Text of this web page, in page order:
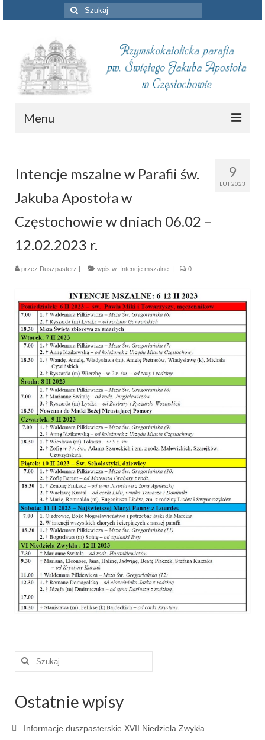
Szuklaj
w:
Menu
Intencje mszalne
Informacje duszpasterskie
Piszą o nas
Remont kościoła
Parafia
Historia
Duszpasterze
Nasz patron
Kościół Rektoracki
Vademecum
Wspólnoty parafialne
Katecheza parafialna
Niezbędnik Katolika
Kaplica Adoracji
Pracownicy
e-Katolik
Nabożeństwa
Nabożeństwa różne
Pogrzeb katolicki
Sakrament chrztu
Sakrament bierzmowania
Sakrament pojednania
9
LUT 2023
Intencje mszalne w Parafii św.
Jakuba Apostoła w
Częstochowie w dniach 06.02 –
12.02.2023 r.
przez Duszpasterz wpis w: Intencje mszalne 0
Szuklaj
Ostatnie wpisy
Informacje duszpasterskie XVII Niedziela Zwykła –